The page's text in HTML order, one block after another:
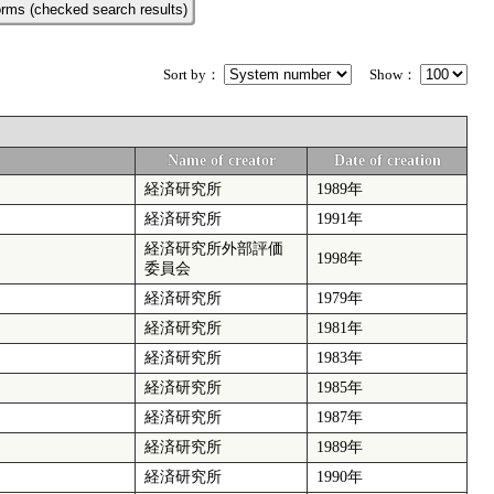
(checked search results)
Show：
Sort by：
Name of creator
Date of creation
経済研究所
1989年
経済研究所 1991年
経済研究所外部評価
委員会
1998年
経済研究所
1979年
経済研究所
1981年
経済研究所
1983年
経済研究所
1985年
経済研究所
1987年
経済研究所
1989年
経済研究所 1990年